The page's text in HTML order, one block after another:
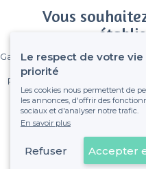
Vous
Gagnez de nombreux clients
Pas de commissions et sans
fixe sans risque
Référencer
Le respect de votre
priorité
Les cookies nous permettent de
les annonces, d'offrir des
sociaux et d'analyser notre trafic.
En savoir plus
Refuser Accepter